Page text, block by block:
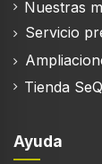
Nuestras
Servicio
Tienda
Ayuda